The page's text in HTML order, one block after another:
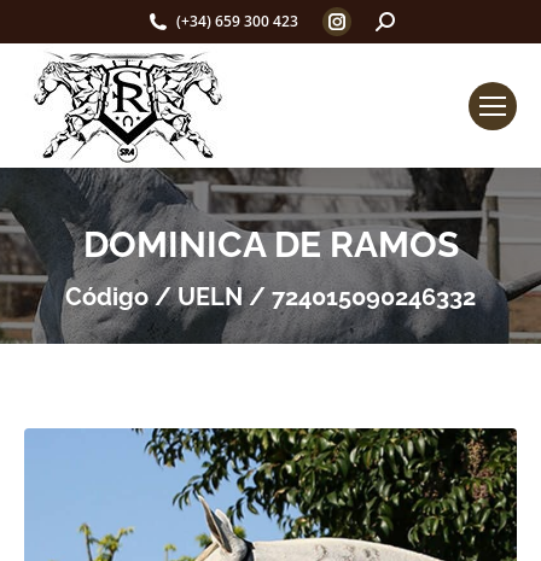
(+34) 659 300 423
Instagram
page
window
Buscar:
DOMINICA DE RAMOS
Código / UELN / 724015090246332